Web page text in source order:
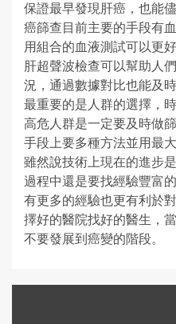
保證最早發現肝癌，也能
癌篩查目前主要的手段有
用組合的血液測試可以更
肝超聲波檢查可以幫助人
況，通過數據對比也能及
最重要的是人群的選擇，
高危人群是一定要及時做
手段上要多種方法並用最
雖然說技術上現在的進步
過程中還是要找經驗豐富
有更多的經驗也更有利於
擇好的醫院找好的醫生，
不要發展到癌變的階段。